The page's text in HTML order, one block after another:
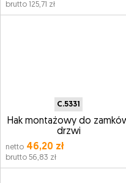
brutto 125,71 zł
C.5331
Hak montażowy do
drzwi
netto 46,20 zł
brutto 56,83 zł